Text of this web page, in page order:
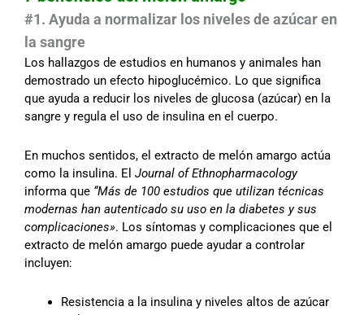
#1. Ayuda a normalizar los niveles de azúcar en
la sangre
Los hallazgos de estudios en humanos y animales han
demostrado un efecto hipoglucémico. Lo que significa
que ayuda a reducir los niveles de glucosa (azúcar) en la
sangre y regula el uso de insulina en el cuerpo.
En muchos sentidos, el extracto de melón amargo actúa
como la insulina. El Journal of Ethnopharmacology
informa que “Más de 100 estudios que utilizan técnicas
modernas han autenticado su uso en la diabetes y sus
complicaciones». Los síntomas y complicaciones que el
extracto de melón amargo puede ayudar a controlar
incluyen:
Resistencia a la insulina y niveles altos de azúcar